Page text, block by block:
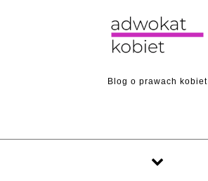
Blog o prawach kobiet